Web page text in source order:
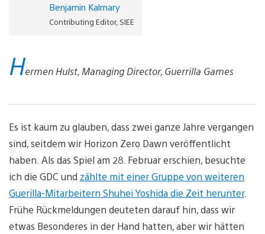
Benjamin Kalmary
Contributing Editor, SIEE
Hermen Hulst, Managing Director, Guerrilla Games
Es ist kaum zu glauben, dass zwei ganze Jahre vergangen
sind, seitdem wir Horizon Zero Dawn veröffentlicht
haben. Als das Spiel am 28. Februar erschien, besuchte
ich die GDC und zählte mit einer Gruppe von weiteren
Guerilla-Mitarbeitern Shuhei Yoshida die Zeit herunter.
Frühe Rückmeldungen deuteten darauf hin, dass wir
etwas Besonderes in der Hand hatten, aber wir hätten